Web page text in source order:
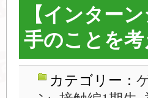
【インター
手のことを考
カテゴリー：